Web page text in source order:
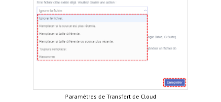
Paramètres de Transfert de Cloud